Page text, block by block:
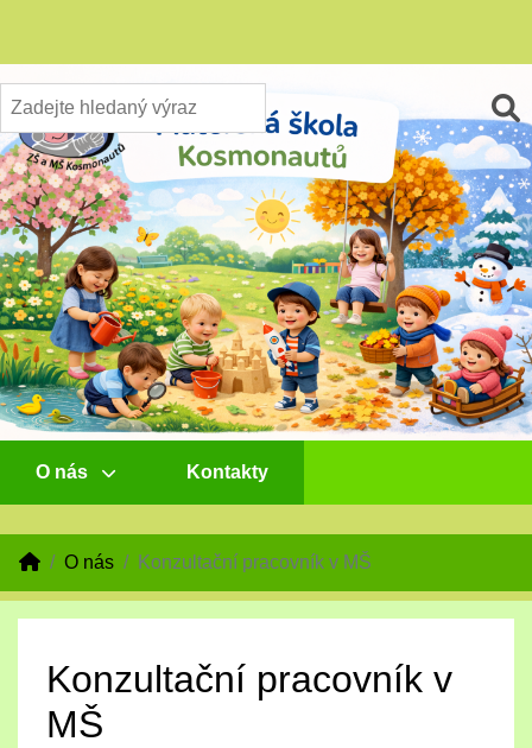
O nás Kontakty
O nás Konzultační pracovník v MŠ
Konzultační pracovník v
MŠ